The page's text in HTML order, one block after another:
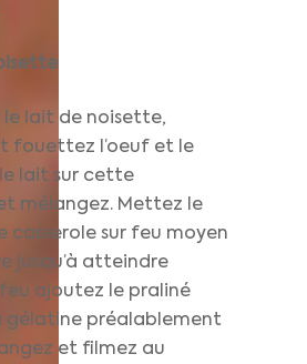
le lait de noisette,
fouettez l’oeuf et le
le lait sur cette
mélangez. Mettez le
casserole sur feu moyen
jusqu’à atteindre
feu ajoutez le praliné
gélatine préalablement
et filmez au